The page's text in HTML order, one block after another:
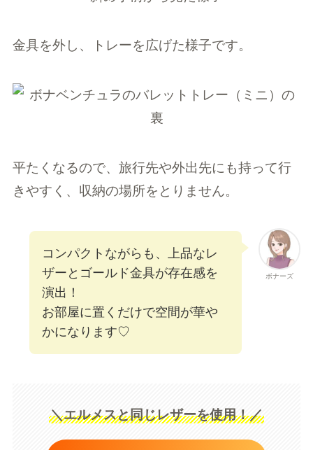
金具を外し、トレーを広げた様子です。
平たくなるので、旅行先や外出先にも持って行
きやすく、収納の場所をとりません。
ボナーズ
コンパクトながらも、上品なレ
ザーとゴールド金具が存在感を
演出！
お部屋に置くだけで空間が華や
かになります♡
＼エルメスと同じレザーを使用！／